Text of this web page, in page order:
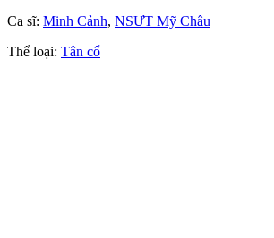
Ca sĩ: Minh Cảnh, NSƯT Mỹ Châu
Thể loại: Tân cổ